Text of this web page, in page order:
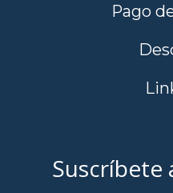
Pago
Suscríbete